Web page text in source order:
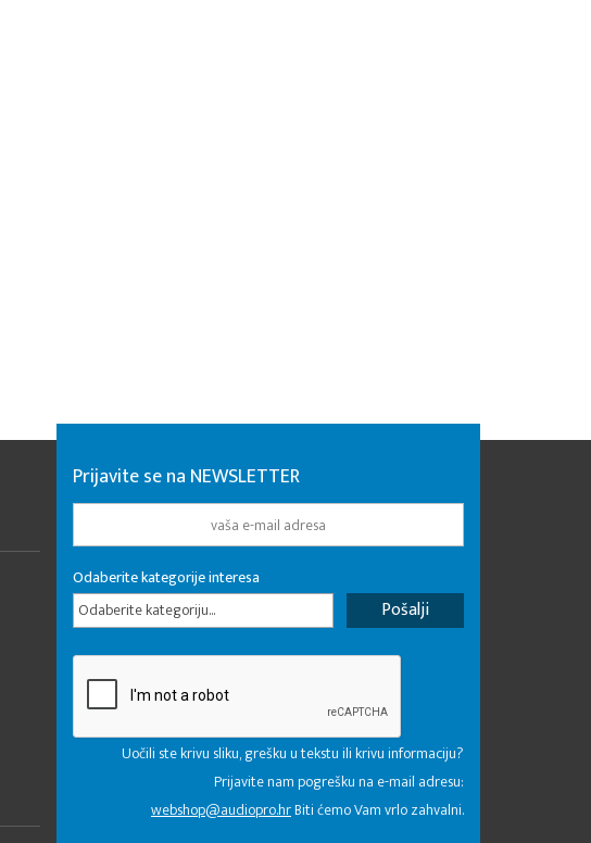
Prijavite se na NEWSLETTER
Odaberite kategorije interesa
Odaberite kategoriju...
Uočili ste krivu sliku, grešku u tekstu ili krivu informaciju?
Prijavite nam pogrešku na e-mail adresu:
webshop@audiopro.hrBiti ćemo Vam vrlo zahvalni.